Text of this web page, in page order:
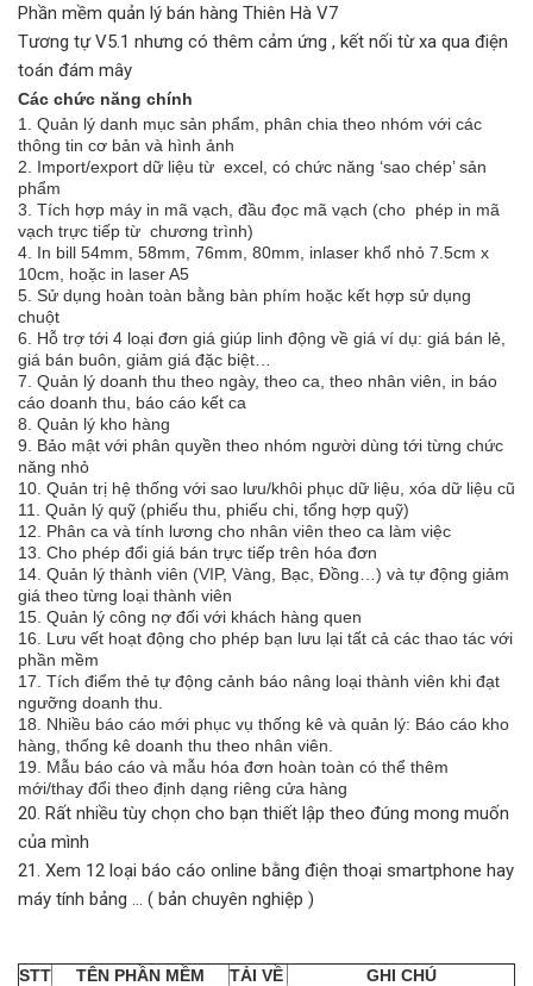
Phần mềm quản lý bán hàng Thiên Hà V7
Tương tự V5.1 nhưng có thêm cảm ứng , kết nối từ xa qua điện
toán đám mây
Các chức năng chính
1. Quản lý danh mục sản phẩm, phân chia theo nhóm với các
thông tin cơ bản và hình ảnh
2. Import/export dữ liệu từ excel, có chức năng ‘sao chép’ sản
phẩm
3. Tích hợp máy in mã vạch, đầu đọc mã vạch (cho phép in mã
vạch trực tiếp từ chương trình)
4. In bill 54mm, 58mm, 76mm, 80mm, inlaser khổ nhỏ 7.5cm x
10cm, hoặc in laser A5
5. Sử dụng hoàn toàn bằng bàn phím hoặc kết hợp sử dụng
chuột
6. Hỗ trợ tới 4 loại đơn giá giúp linh động về giá ví dụ: giá bán lẻ,
giá bán buôn, giảm giá đặc biệt…
7. Quản lý doanh thu theo ngày, theo ca, theo nhân viên, in báo
cáo doanh thu, báo cáo kết ca
8. Quản lý kho hàng
9. Bảo mật với phân quyền theo nhóm người dùng tới từng chức
năng nhỏ
10. Quản trị hệ thống với sao lưu/khôi phục dữ liệu, xóa dữ liệu cũ
11. Quản lý quỹ (phiếu thu, phiếu chi, tổng hợp quỹ)
12. Phân ca và tính lương cho nhân viên theo ca làm việc
13. Cho phép đổi giá bán trực tiếp trên hóa đơn
14. Quản lý thành viên (VIP, Vàng, Bạc, Đồng…) và tự động giảm
giá theo từng loại thành viên
15. Quản lý công nợ đối với khách hàng quen
16. Lưu vết hoạt động cho phép bạn lưu lại tất cả các thao tác với
phần mềm
17. Tích điểm thẻ tự động cảnh báo nâng loại thành viên khi đạt
ngưỡng doanh thu.
18. Nhiều báo cáo mới phục vụ thống kê và quản lý: Báo cáo kho
hàng, thống kê doanh thu theo nhân viên.
19. Mẫu báo cáo và mẫu hóa đơn hoàn toàn có thể thêm
mới/thay đổi theo định dạng riêng cửa hàng
20. Rất nhiều tùy chọn cho bạn thiết lập theo đúng mong muốn
của mình
21. Xem 12 loại báo cáo online bằng điện thoại smartphone hay
máy tính bảng ... ( bản chuyên nghiệp )
STT TÊN PHẦN MỀM TẢI VỀ
GHI CHÚ